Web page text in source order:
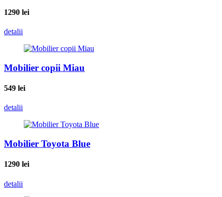
1290 lei
detalii
Mobilier copii Miau
549 lei
detalii
Mobilier Toyota Blue
1290 lei
detalii